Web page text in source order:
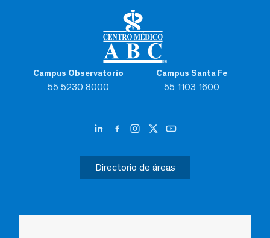
Campus Observatorio
55 5230 8000
Campus Santa Fe
55 1103 1600
Directorio de áreas